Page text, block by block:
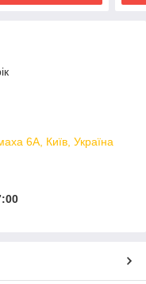
6А, Київ, Україна